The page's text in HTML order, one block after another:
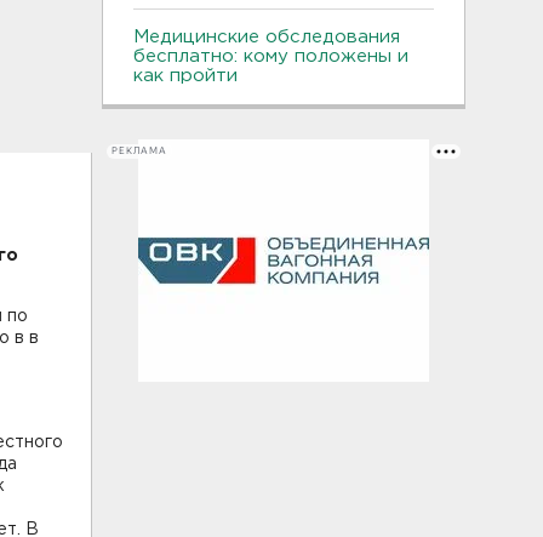
по
в в
В
Медицинские обследования
бесплатно: кому положены и
как пройти
РЕКЛАМА